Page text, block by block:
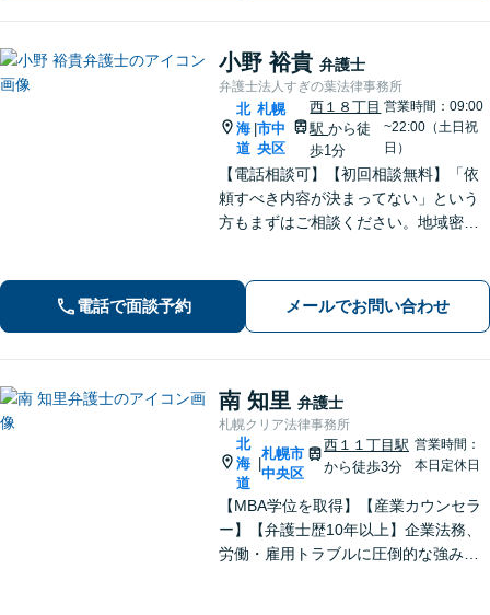
小野 裕貴 弁護士
弁護士法人すぎの葉法律事務所
北
海
道
|
札幌
市中
央区
西１８丁目
駅から徒
歩1分
営業時間：09:00
~22:00（土日祝
日）
【電話相談可】【初回相談無料】「依
頼すべき内容が決まってない」という
方もまずはご相談ください。地域密着
解決を目指します。刑事事件、離婚問
題、企業法務など幅広く対応できます
電話で面談予約 メールでお問い合わせ
南 知里 弁護士
札幌クリア法律事務所
北
海
道
札幌市
中央区
西１１丁目駅
から徒歩3分
営業時間：
本日定休日
【MBA学位を取得】【産業カウンセラ
ー】【弁護士歴10年以上】企業法務、
労働・雇用トラブルに圧倒的な強みあ